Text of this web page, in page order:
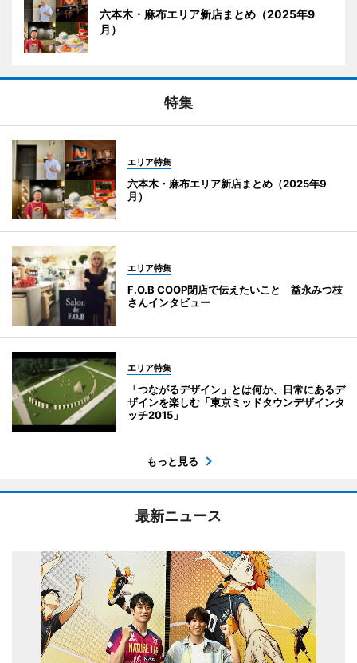
六本木・麻布エリア新店まとめ（2025年9
月）
特集
エリア特集
六本木・麻布エリア新店まとめ（2025年9
月）
エリア特集
F.O.B COOP閉店で伝えたいこと 益永みつ枝
さんインタビュー
エリア特集
「つながるデザイン」とは何か、日常にあるデ
ザインを楽しむ「東京ミッドタウンデザインタ
ッチ2015」
もっと見る
最新ニュース